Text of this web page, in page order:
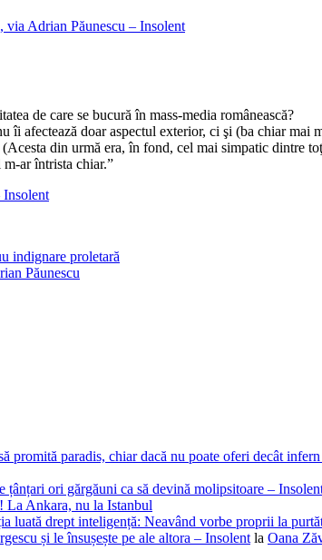
via Adrian Păunescu – Insolent
de care se bucură în mass-media românească?
îi afectează doar aspectul exterior, ci şi (ba chiar
din urmă era, în fond, cel mai simpatic dintre
ar întrista chiar.”
Insolent
indignare proletară
Păunescu
promită paradis, chiar dacă nu poate oferi decât
ori gărgăuni ca să devină molipsitoare –
Ankara, nu la Istanbul
luată drept inteligență: Neavând vorbe proprii la
și le însușește pe ale altora – Insolent la Oana